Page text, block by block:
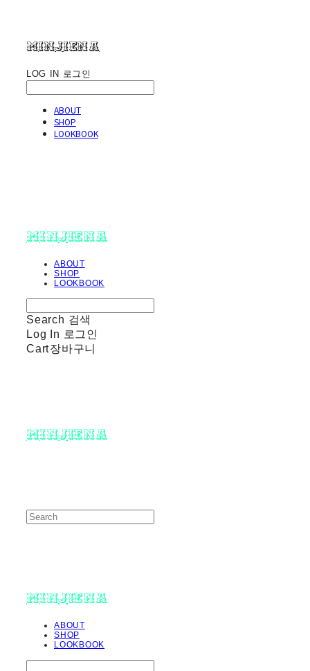
minjiena
LOG IN 로그인
ABOUT
SHOP
LOOKBOOK
minjiena
ABOUT
SHOP
LOOKBOOK
Search 검색
Log In 로그인
Cart장바구니
minjiena
minjiena
ABOUT
SHOP
LOOKBOOK